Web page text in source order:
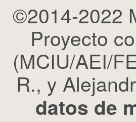
©2014-2022
Proyecto
(MCIU/AEI/
R., y
datos de